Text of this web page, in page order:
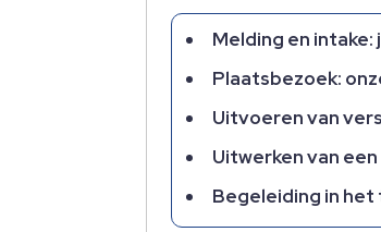
Melding en
Plaatsbezoek:
Uitvoeren van
Uitwerken van
Begeleiding in